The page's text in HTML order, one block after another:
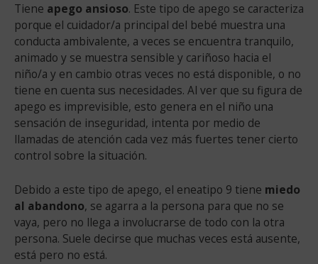
Tiene apego ansioso. Este tipo de apego se caracteriza
porque el cuidador/a principal del bebé muestra una
conducta ambivalente, a veces se encuentra tranquilo,
animado y se muestra sensible y cariñoso hacia el
niño/a y en cambio otras veces no está disponible, o no
tiene en cuenta sus necesidades. Al ver que su figura de
apego es imprevisible, esto genera en el niño una
sensación de inseguridad, intenta por medio de
llamadas de atención cada vez más fuertes tener cierto
control sobre la situación.
Debido a este tipo de apego, el eneatipo 9 tiene miedo
al abandono, se agarra a la persona para que no se
vaya, pero no llega a involucrarse de todo con la otra
persona. Suele decirse que muchas veces está ausente,
está pero no está.